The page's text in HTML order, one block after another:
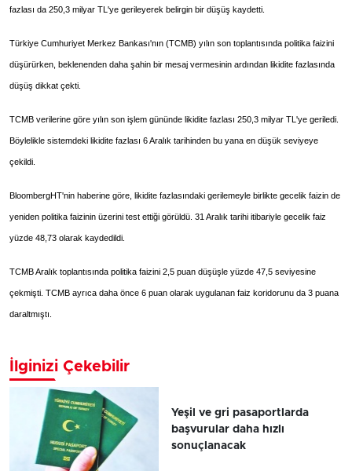
fazlası da 250,3 milyar TL'ye gerileyerek belirgin bir düşüş kaydetti.
Türkiye Cumhuriyet Merkez Bankası'nın (TCMB) yılın son toplantısında politika faizini
düşürürken, beklenenden daha şahin bir mesaj vermesinin ardından likidite fazlasında
düşüş dikkat çekti.
TCMB verilerine göre yılın son işlem gününde likidite fazlası 250,3 milyar TL'ye geriledi.
Böylelikle sistemdeki likidite fazlası 6 Aralık tarihinden bu yana en düşük seviyeye
çekildi.
BloombergHT'nin haberine göre, likidite fazlasındaki gerilemeyle birlikte gecelik faizin de
yeniden politika faizinin üzerini test ettiği görüldü. 31 Aralık tarihi itibariyle gecelik faiz
yüzde 48,73 olarak kaydedildi.
TCMB Aralık toplantısında politika faizini 2,5 puan düşüşle yüzde 47,5 seviyesine
çekmişti. TCMB ayrıca daha önce 6 puan olarak uygulanan faiz koridorunu da 3 puana
daraltmıştı.
İlginizi Çekebilir
Yeşil ve gri pasaportlarda
başvurular daha hızlı
sonuçlanacak